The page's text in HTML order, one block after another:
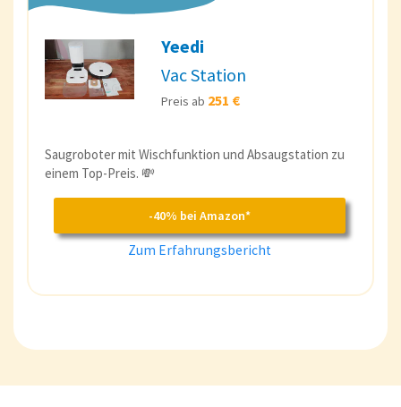
Yeedi
Vac Station
Preis ab 251 €
Saugroboter mit Wischfunktion und Absaugstation zu
einem Top-Preis. 💸
-40% bei Amazon*
Zum Erfahrungsbericht